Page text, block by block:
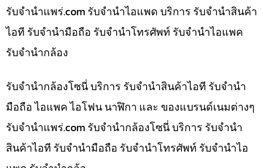
รับจํานําแพร่.com รับจำนำไอแพด บริการ รับจำนำสินค้า
ไอที รับจำนำมือถือ รับจำนำโทรศัพท์ รับจำนำไอแพค
รับจำนำกล้อง
รับจำนำกล้องโซนี่ บริการ รับจำนำสินค้าไอที รับจำนำ
มือถือ ไอแพค ไอโฟน นาฬิกา และ ของแบรนด์เนมต่างๆ
รับจํานําแพร่.com รับจำนำกล้องโซนี่ บริการ รับจำนำ
สินค้าไอที รับจำนำมือถือ รับจำนำโทรศัพท์ รับจำนำไอ